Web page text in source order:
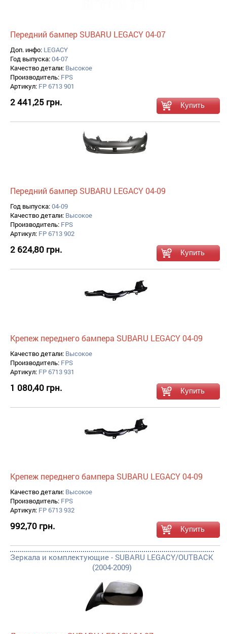
Передний бампер SUBARU LEGACY 04-07
Доп. инфо: LEGACY
Год выпуска:04-07
Качество детали: Высокое
Производитель: FPS
Артикул: FP 6713 901
2 441,25 грн.
Передний бампер SUBARU LEGACY 04-09
Год выпуска:04-09
Качество детали: Высокое
Производитель: FPS
Артикул: FP 6713 902
2 624,80 грн.
Крепеж переднего бампера SUBARU LEGACY 04-09
Качество детали: Высокое
Производитель: FPS
Артикул: FP 6713 931
1 080,40 грн.
Крепеж переднего бампера SUBARU LEGACY 04-09
Качество детали: Высокое
Производитель: FPS
Артикул: FP 6713 932
992,70 грн.
Зеркала и комплектующие - SUBARU LEGACY/OUTBACK
(2004-2009)